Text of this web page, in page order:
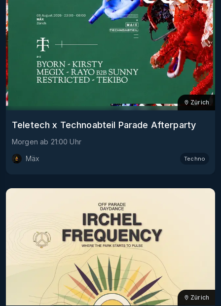
Zürich
Teletech x Technoabteil Parade Afterparty
Morgen ab 21:00 Uhr
Mäx
Techno
Zürich